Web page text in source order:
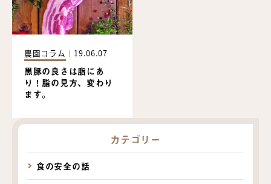
農園コラム ｜ 19.06.07
黒豚の良さは脂にあ
り！脂の見方、変わり
ます。
カテゴリー
食の安全の話